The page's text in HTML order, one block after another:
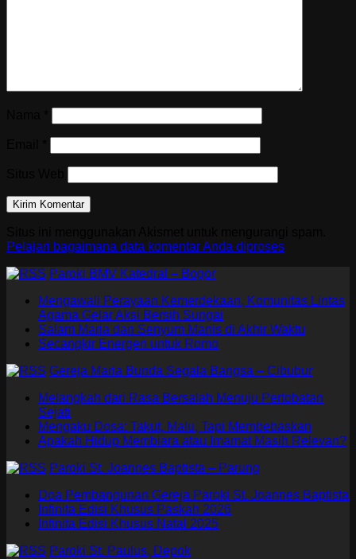
Pelajari bagaimana data komentar Anda diproses
Paroki BMV Katedral – Bogor
Mengawali Perayaan Kemerdekaan, Komunitas Lintas
Agama Gelar Aksi Bersih Sungai
Salam Maria dan Senyum Manis di Akhir Waktu
Secangkir Energen untuk Romo
Gereja Maria Bunda Segala Bangsa – Cibubur
Melangkah dari Rasa Bersalah Menuju Pertobatan
Sejati
Mengaku Dosa: Takut, Malu, Tapi Membebaskan
Apakah Hidup Membiara atau Imamat Masih Relevan?
Paroki St. Joannes Baptista – Parung
Doa Pembangunan Gereja Paroki St. Joannes Baptista
Infinita Edisi Khusus Paskah 2026
Infinita Edisi Khusus Natal 2025
Paroki St. Paulus, Depok